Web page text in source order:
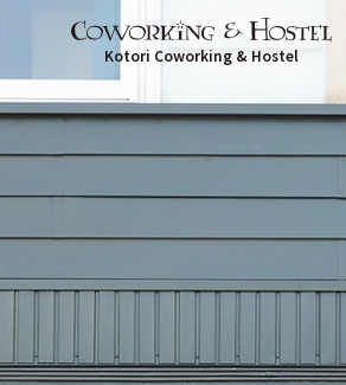
Kotori Coworking & Hostel